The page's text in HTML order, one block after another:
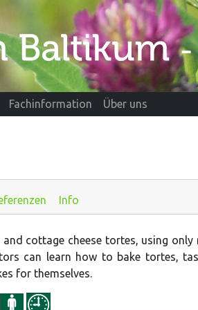
Fachinformation Über uns
Info
and cottage cheese tortes, using only
can learn how to bake tortes,
for themselves.